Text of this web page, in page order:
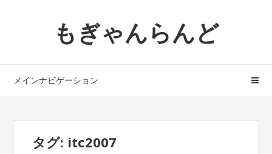
ョ
へ
もぎゃんらんど
メインナビゲーション
タグ: itc2007